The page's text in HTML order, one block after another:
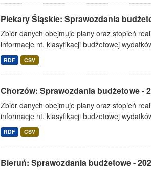
Piekary Śląskie: Sprawozdania
Zbiór danych obejmuje plany oraz stopień
informacje nt. klasyfikacji budżetowej
RDF CSV
Chorzów: Sprawozdania budżetowe -
Zbiór danych obejmuje plany oraz stopień
informacje nt. klasyfikacji budżetowej
RDF CSV
Bieruń: Sprawozdania budżetowe -